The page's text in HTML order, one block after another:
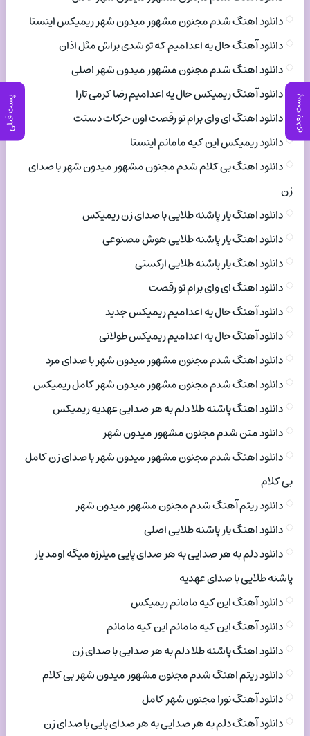
پست بعدی پست قبلی
دانلود اهنگ شدم مجنون مشهور میدون شهر ریمیکس اینستا
دانلود آهنگ حال یه اعدامیم که تو شدی براش مثل اذان
دانلود اهنگ شدم مجنون مشهور میدون شهر اصلی
دانلود آهنگ ریمیکس حال یه اعدامیم رضا کرمی تارا
دانلود اهنگ ای وای برام تو رقصت اون حرکات دستت
دانلود ریمیکس این کیه مامانم اینستا
دانلود اهنگ بی کلام شدم مجنون مشهور میدون شهر با صدای
زن
دانلود اهنگ یار پاشنه طلایی با صدای زن ریمیکس
دانلود اهنگ یار پاشنه طلایی هوش مصنوعی
دانلود اهنگ یار پاشنه طلایی ارکستی
دانلود اهنگ ای وای برام تو رقصت
دانلود آهنگ حال یه اعدامیم ریمیکس جدید
دانلود آهنگ حال یه اعدامیم ریمیکس طولانی
دانلود اهنگ شدم مجنون مشهور میدون شهر با صدای مرد
دانلود اهنگ شدم مجنون مشهور میدون شهر کامل ریمیکس
دانلود اهنگ پاشنه طلا دلم به هر صدایی عهدیه ریمیکس
دانلود متن شدم مجنون مشهور میدون شهر
دانلود اهنگ شدم مجنون مشهور میدون شهر با صدای زن کامل
بی کلام
دانلود ریتم آهنگ شدم مجنون مشهور میدون شهر
دانلود اهنگ یار پاشنه طلایی اصلی
دانلود دلم به هر صدایی به هر صدای پایی میلرزه میگه اومد یار
پاشنه طلایی با صدای عهدیه
دانلود آهنگ این کیه مامانم ریمیکس
دانلود آهنگ این کیه مامانم این کیه مامانم
دانلود اهنگ پاشنه طلا دلم به هر صدایی با صدای زن
دانلود ریتم اهنگ شدم مجنون مشهور میدون شهر بی کلام
دانلود آهنگ نورا مجنون شهر کامل
دانلود آهنگ دلم به هر صدایی به هر صدای پایی با صدای زن